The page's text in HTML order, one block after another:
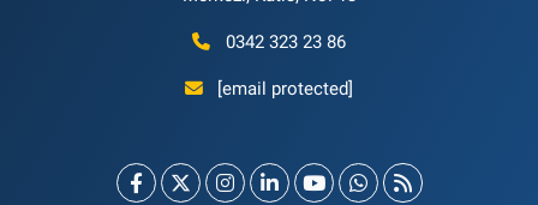
0342 323 23 86
[email protected]